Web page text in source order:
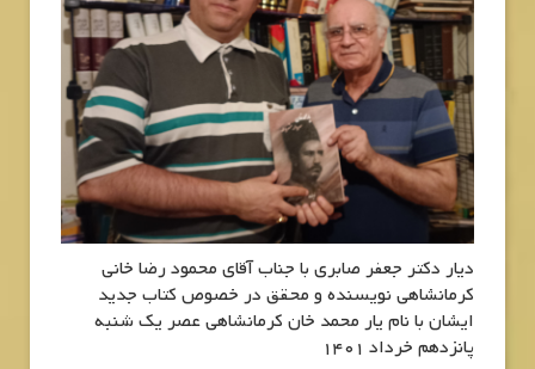
دیار دکتر جعفر صابری با جناب آقای محمود رضا خانی
کرمانشاهی نویسنده و محقق در خصوص کتاب جدید
ایشان با نام یار محمد خان کرمانشاهی عصر یک شنبه
پانزدهم خرداد 1401